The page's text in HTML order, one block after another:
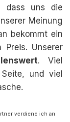
dass uns die
Meinung
bekommt ein
Unserer
. Viel
und viel
verdiene ich an